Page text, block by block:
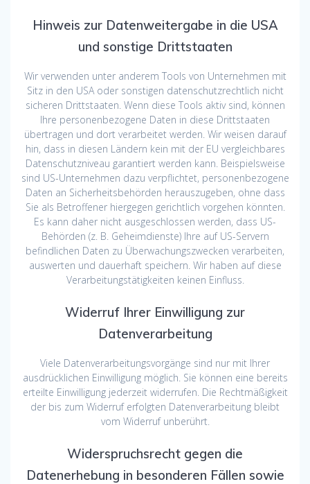
Hinweis zur Datenweitergabe in die USA
und sonstige Drittstaaten
Wir verwenden unter anderem Tools von Unternehmen mit
Sitz in den USA oder sonstigen datenschutzrechtlich nicht
sicheren Drittstaaten. Wenn diese Tools aktiv sind, können
Ihre personenbezogene Daten in diese Drittstaaten
übertragen und dort verarbeitet werden. Wir weisen darauf
hin, dass in diesen Ländern kein mit der EU vergleichbares
Datenschutzniveau garantiert werden kann. Beispielsweise
sind US-Unternehmen dazu verpflichtet, personenbezogene
Daten an Sicherheitsbehörden herauszugeben, ohne dass
Sie als Betroffener hiergegen gerichtlich vorgehen könnten.
Es kann daher nicht ausgeschlossen werden, dass US-
Behörden (z. B. Geheimdienste) Ihre auf US-Servern
befindlichen Daten zu Überwachungszwecken verarbeiten,
auswerten und dauerhaft speichern. Wir haben auf diese
Verarbeitungstätigkeiten keinen Einfluss.
Widerruf Ihrer Einwilligung zur
Datenverarbeitung
Viele Datenverarbeitungsvorgänge sind nur mit Ihrer
ausdrücklichen Einwilligung möglich. Sie können eine bereits
erteilte Einwilligung jederzeit widerrufen. Die Rechtmäßigkeit
der bis zum Widerruf erfolgten Datenverarbeitung bleibt
vom Widerruf unberührt.
Widerspruchsrecht gegen die
Datenerhebung in besonderen Fällen sowie